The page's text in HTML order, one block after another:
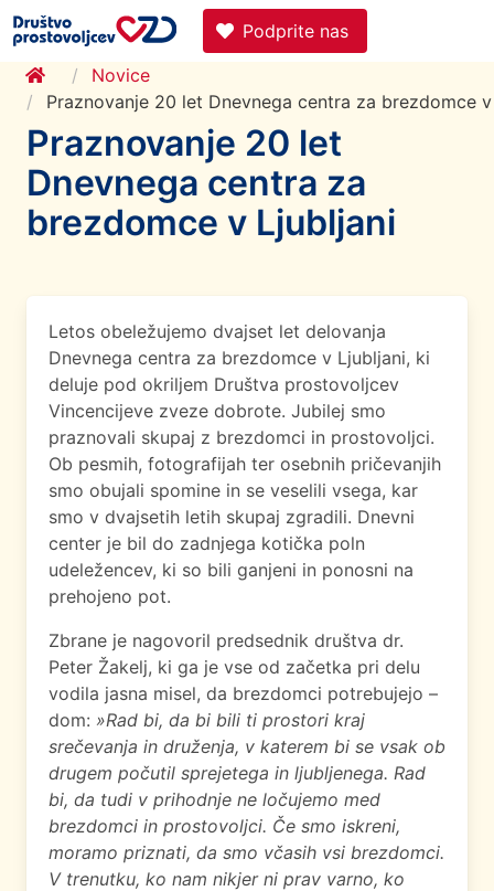
Podprite nas
Novice
Praznovanje 20 let Dnevnega centra za brezdomce
Praznovanje 20 let
Dnevnega centra za
brezdomce v Ljubljani
Letos obeležujemo dvajset let delovanja
Dnevnega centra za brezdomce v Ljubljani, ki
deluje pod okriljem Društva prostovoljcev
Vincencijeve zveze dobrote. Jubilej smo
praznovali skupaj z brezdomci in prostovoljci.
Ob pesmih, fotografijah ter osebnih pričevanjih
smo obujali spomine in se veselili vsega, kar
smo v dvajsetih letih skupaj zgradili. Dnevni
center je bil do zadnjega kotička poln
udeležencev, ki so bili ganjeni in ponosni na
prehojeno pot.
Zbrane je nagovoril predsednik društva dr.
Peter Žakelj, ki ga je vse od začetka pri delu
vodila jasna misel, da brezdomci potrebujejo –
dom: »Rad bi, da bi bili ti prostori kraj
srečevanja in druženja, v katerem bi se vsak ob
drugem počutil sprejetega in ljubljenega. Rad
bi, da tudi v prihodnje ne ločujemo med
brezdomci in prostovoljci. Če smo iskreni,
moramo priznati, da smo včasih vsi brezdomci.
V trenutku, ko nam nikjer ni prav varno, ko